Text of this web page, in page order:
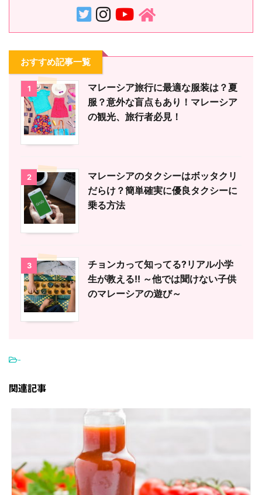
おすすめ記事一覧
1
マレーシア旅行に最適な服装は？夏
服？意外な盲点もあり！マレーシア
の観光、旅行者必見！
2
マレーシアのタクシーはボッタクリ
だらけ？簡単確実に優良タクシーに
乗る方法
3
チョンカって知ってる?リアル小学
生が教える!! ～他では聞けない子供
のマレーシアの遊び～
-
関連記事